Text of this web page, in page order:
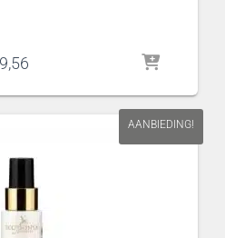
9,56
is:
AANBIEDING!